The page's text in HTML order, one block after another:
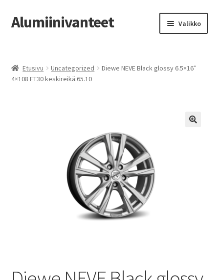
Siirry
navigointiin
Siirry
sisältöön
Alumiinivanteet Valikko
Kauppa
Vanteiden osto-opas
Etusivu Uncategorized
Diewe NEVE Black glossy 6.5×16″
4×108 ET30 keskireikä:65.10